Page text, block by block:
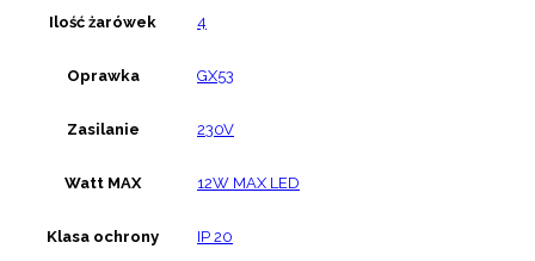
Ilość żarówek 4
Oprawka GX53
Zasilanie 230V
Watt MAX 12W MAX LED
Klasa ochrony IP 20